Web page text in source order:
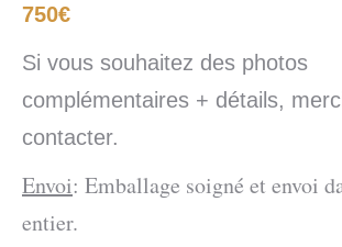
750€
Si vous souhaitez des photos
complémentaires + détails,
contacter.
Envoi: Emballage soigné et envoi
entier.